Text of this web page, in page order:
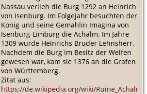
Nassau verlieh die Burg 1292 an Heinrich
von Isenburg. Im Folgejahr besuchten der
König und seine Gemahlin Imagina von
Isenburg-Limburg die Achalm. Im Jahre
1309 wurde Heinrichs Bruder Lehnsherr.
Nachdem die Burg im Besitz der Welfen
gewesen war, kam sie 1376 an die Grafen
von Württemberg.
Zitat aus:
https://de.wikipedia.org/wiki/Ruine_Achalm